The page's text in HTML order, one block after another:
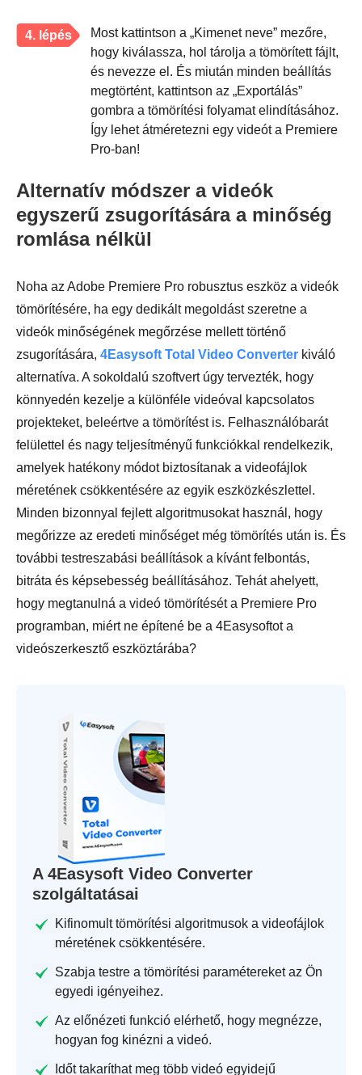
4. lépés
Most kattintson a „Kimenet neve” mezőre,
hogy kiválassza, hol tárolja a tömörített fájlt,
és nevezze el. És miután minden beállítás
megtörtént, kattintson az „Exportálás”
gombra a tömörítési folyamat elindításához.
Így lehet átméretezni egy videót a Premiere
Pro-ban!
Alternatív módszer a videók
egyszerű zsugorítására a minőség
romlása nélkül
Noha az Adobe Premiere Pro robusztus eszköz a videók
tömörítésére, ha egy dedikált megoldást szeretne a
videók minőségének megőrzése mellett történő
zsugorítására, 4Easysoft Total Video Converter kiváló
alternatíva. A sokoldalú szoftvert úgy tervezték, hogy
könnyedén kezelje a különféle videóval kapcsolatos
projekteket, beleértve a tömörítést is. Felhasználóbarát
felülettel és nagy teljesítményű funkciókkal rendelkezik,
amelyek hatékony módot biztosítanak a videofájlok
méretének csökkentésére az egyik eszközkészlettel.
Minden bizonnyal fejlett algoritmusokat használ, hogy
megőrizze az eredeti minőséget még tömörítés után is. És
további testreszabási beállítások a kívánt felbontás,
bitráta és képsebesség beállításához. Tehát ahelyett,
hogy megtanulná a videó tömörítését a Premiere Pro
programban, miért ne építené be a 4Easysoftot a
videószerkesztő eszköztárába?
A 4Easysoft Video Converter
szolgáltatásai
Kifinomult tömörítési algoritmusok a videofájlok
méretének csökkentésére.
Szabja testre a tömörítési paramétereket az Ön
egyedi igényeihez.
Az előnézeti funkció elérhető, hogy megnézze,
hogyan fog kinézni a videó.
Időt takaríthat meg több videó egyidejű